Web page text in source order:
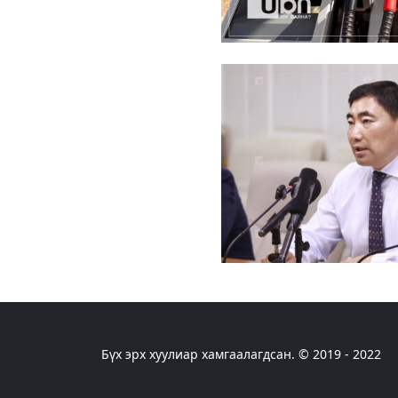
Бүх эрх хуулиар хамгаалагдсан. © 2019 - 2022